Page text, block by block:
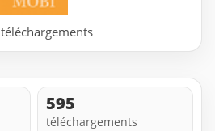
téléchargements
595
téléchargements